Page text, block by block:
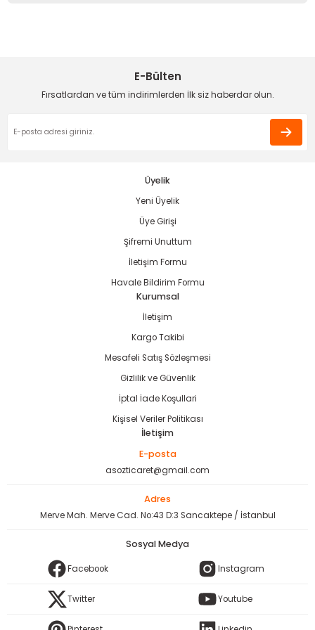
Ürün bilgilerinde hatalar bulunuyor.
Gönder
Deneyimini Paylaş
E-Bülten
Fırsatlardan ve tüm indirimlerden İlk siz haberdar olun.
Üyelik
Yeni Üyelik
Üye Girişi
Şifremi Unuttum
İletişim Formu
Havale Bildirim Formu
Kurumsal
İletişim
Kargo Takibi
Mesafeli Satış Sözleşmesi
Gizlilik ve Güvenlik
İptal İade Koşullari
Kişisel Veriler Politikası
İletişim
E-posta
asozticaret@gmail.com
Adres
Merve Mah. Merve Cad. No:43 D:3 Sancaktepe / İstanbul
Sosyal Medya
Facebook Instagram
Twitter Youtube